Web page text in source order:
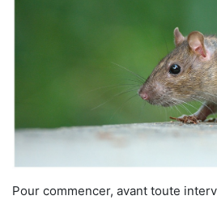
Pour commencer, avant toute